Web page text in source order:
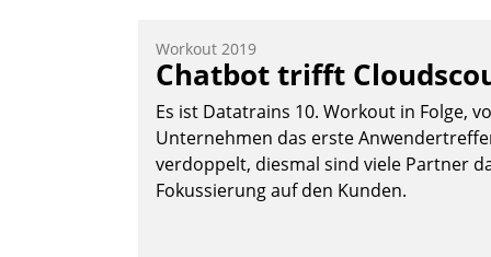
Workout 2019
Chatbot trifft
Es ist Datatrains 10. Workout in Folge,
Unternehmen das erste
verdoppelt, diesmal sind viele Partner
Fokussierung auf den Kunden.